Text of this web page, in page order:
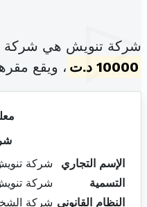
شركة تنويش هي شركة
10000 د.ت
، ويقع مقرها
الإسم التجاري
شركة
التسمية
شركة
النظام القانوني شركة